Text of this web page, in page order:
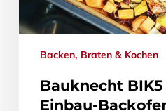
Backen, Braten & Kochen
Bauknecht BIK5
Einbau-